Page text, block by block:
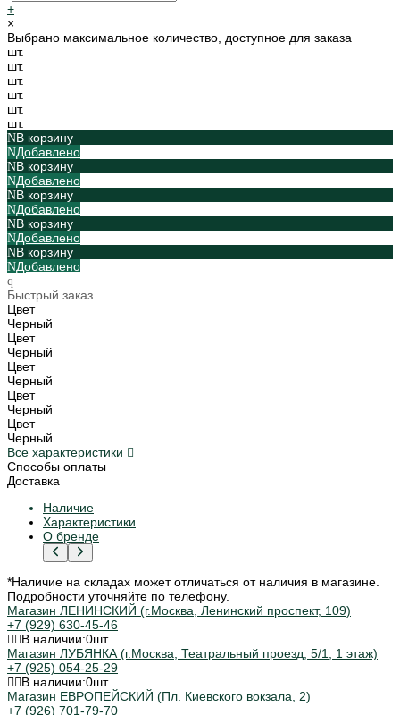
+
×
Выбрано максимальное количество, доступное для заказа
шт.
шт.
шт.
шт.
шт.
шт.
В корзину
Добавлено
В корзину
Добавлено
В корзину
Добавлено
В корзину
Добавлено
В корзину
Добавлено
Быстрый заказ
Цвет
Черный
Цвет
Черный
Цвет
Черный
Цвет
Черный
Цвет
Черный
Все характеристики
Способы оплаты
Доставка
Наличие
Характеристики
О бренде
*Наличие на складах может отличаться от наличия в магазине.
Подробности уточняйте по телефону.
Магазин ЛЕНИНСКИЙ (г.Москва, Ленинский проспект, 109)
+7 (929) 630-45-46
В наличии:0шт
Магазин ЛУБЯНКА (г.Москва, Театральный проезд, 5/1, 1 этаж)
+7 (925) 054-25-29
В наличии:0шт
Магазин ЕВРОПЕЙСКИЙ (Пл. Киевского вокзала, 2)
+7 (926) 701-79-70